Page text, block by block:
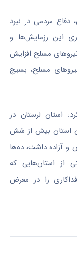
دفاع مردمی در نبرد
این رزمایش‌ها و
مسلح افزایش
مسلح، بسیج
استان لرستان در
استان بیش از شش
و آزاده داشت، ده‌ها
از استان‌هایی که
را در معرض